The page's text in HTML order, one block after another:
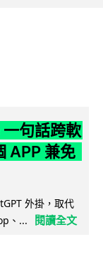
句話跨軟
APP 兼免
外掛，取代
、...
閱讀全文